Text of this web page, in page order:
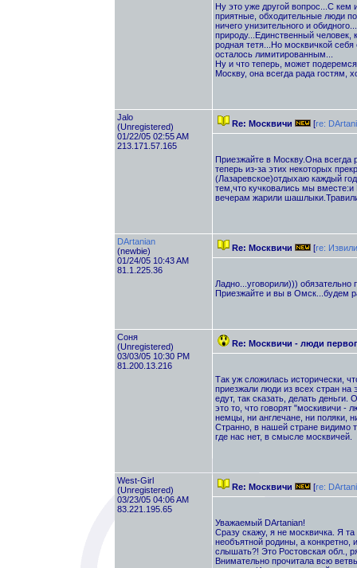
Ну это уже другой вопрос...С
приятные, обходительные люди
ничего унизительного и
природу...Единственный
родная тетя...Но москвичкой себя
осталось лимитированным...
Ну и что теперь, может
Москву, она всегда рада гостям,
Jalo
(Unregistered)
01/22/05 02:55 AM
213.171.57.165
Re: Москвичи [re:
Приезжайте в Москву.Она всегда
теперь из-за этих некоторых
(Лазаревское)отдыхаю каждый
тем,что кучковались мы
вечерам жарили
DArtanian
(newbie)
01/24/05 10:43 AM
81.1.225.36
Re: Москвичи [re:
Ладно...уговорили))) обязательно
Приезжайте и вы в Омск...будем
Соня
(Unregistered)
03/03/05 10:30 PM
81.200.13.216
Re: Москвичи - люди
Так уж сложилась исторически,
приезжали люди из всех стран
едут, так сказать, делать
это то, что говорят "москивичи -
немцы, ни англечане, ни поляки,
Странно, в нашей стране видимо
где нас нет, в смысле москвичей.
West-Girl
(Unregistered)
03/23/05 04:06 AM
83.221.195.65
Re: Москвичи [re:
Уважаемый DArtanian!
Сразу скажу, я не москвичка. Я
необъятной родины, а конкретно,
слышать?! Это Ростовская обл.,
Внимательно прочитала всю